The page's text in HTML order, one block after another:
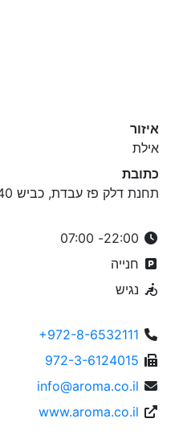
איזור
אילת
כתובת
תחנת דלק פז עבדת, כביש 40, עובדת, עבדת
חנייה
נגיש
+972-8-6532111
972-3-6124015
info@aroma.co.il
www.aroma.co.il